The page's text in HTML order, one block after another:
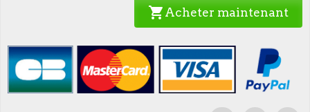
shopping_cart Acheter maintenant